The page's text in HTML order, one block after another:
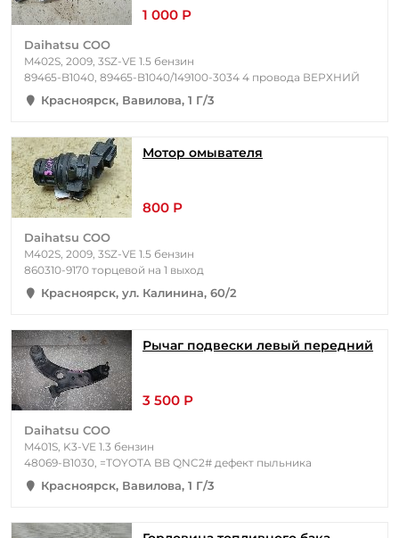
1 000 Р
Daihatsu COO
M402S, 2009, 3SZ-VE 1.5 бензин
89465-B1040, 89465-B1040/149100-3034 4 провода ВЕРХНИЙ
Красноярск, Вавилова, 1 Г/3
Мотор омывателя
800 Р
Daihatsu COO
M402S, 2009, 3SZ-VE 1.5 бензин
860310-9170 торцевой на 1 выход
Красноярск, ул. Калинина, 60/2
Рычаг подвески левый передний
3 500 Р
Daihatsu COO
M401S, K3-VE 1.3 бензин
48069-B1030, =TOYOTA BB QNC2# дефект пыльника
Красноярск, Вавилова, 1 Г/3